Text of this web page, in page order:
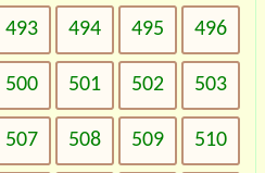
493 494 495 496
500 501 502 503
507 508 509 510